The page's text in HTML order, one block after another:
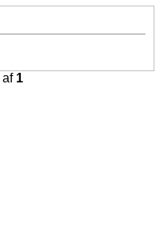
af 1